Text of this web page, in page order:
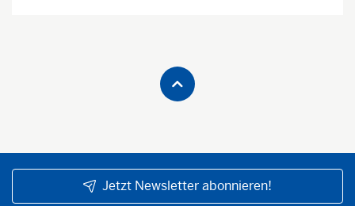
Jetzt Newsletter abonnieren!